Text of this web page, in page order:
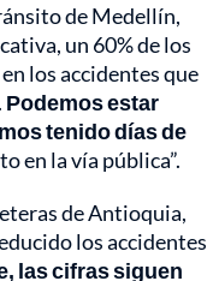
de Medellín,
un 60% de los
los accidentes que
Podemos estar
tenido días de
en la vía pública”.
de Antioquia,
los accidentes
las cifras siguen